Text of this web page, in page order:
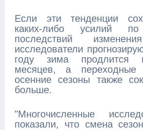
Если эти тенденции
каких-либо усилий по
последствий
исследователи
году зима продлится
месяцев, а переходные
осенние сезоны также
больше.
"Многочисленные
показали, что смена